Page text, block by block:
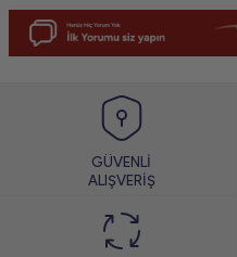
GÜVENLİ
ALIŞVERİŞ